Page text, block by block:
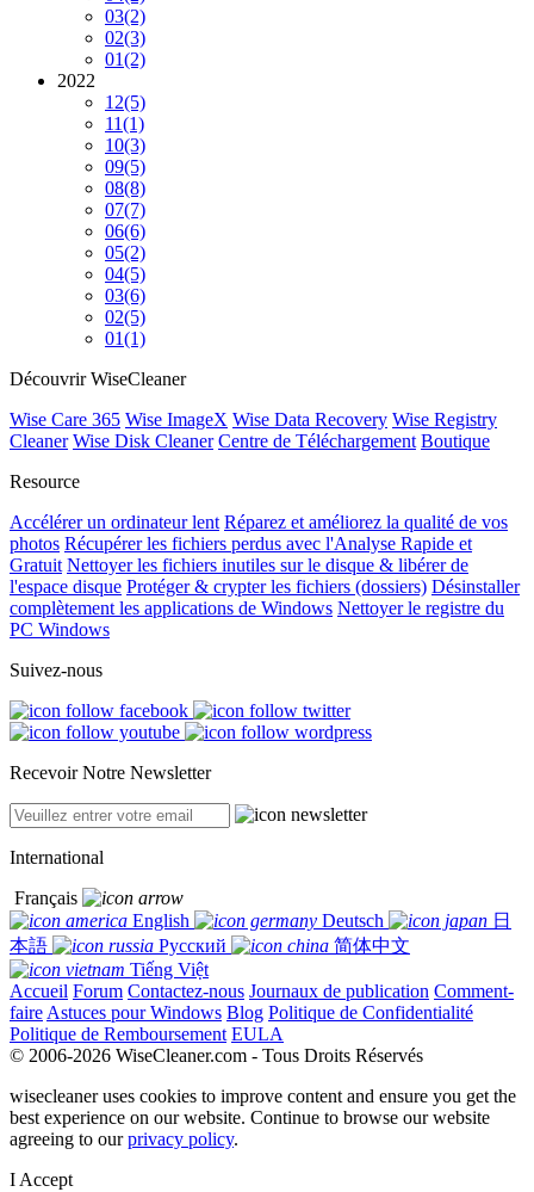
03(2)
02(3)
01(2)
2022
12(5)
11(1)
10(3)
09(5)
08(8)
07(7)
06(6)
05(2)
04(5)
03(6)
02(5)
01(1)
Découvrir WiseCleaner
Wise Care 365 Wise ImageX Wise Data Recovery Wise Registry
Cleaner Wise Disk Cleaner Centre de Téléchargement Boutique
Resource
Accélérer un ordinateur lent Réparez et améliorez la qualité de vos
photos Récupérer les fichiers perdus avec l'Analyse Rapide et
Gratuit Nettoyer les fichiers inutiles sur le disque & libérer de
l'espace disque Protéger & crypter les fichiers (dossiers) Désinstaller
complètement les applications de Windows Nettoyer le registre du
PC Windows
Suivez-nous
Recevoir Notre Newsletter
International
Français
English
Deutsch
日
本語
Русский
简体中文
Tiếng Việt
Accueil Forum Contactez-nous Journaux de publication Comment-
faire Astuces pour Windows Blog Politique de Confidentialité
Politique de Remboursement EULA
© 2006-2026 WiseCleaner.com - Tous Droits Réservés
wisecleaner uses cookies to improve content and ensure you get the
best experience on our website. Continue to browse our website
agreeing to ourprivacy policy.
I Accept